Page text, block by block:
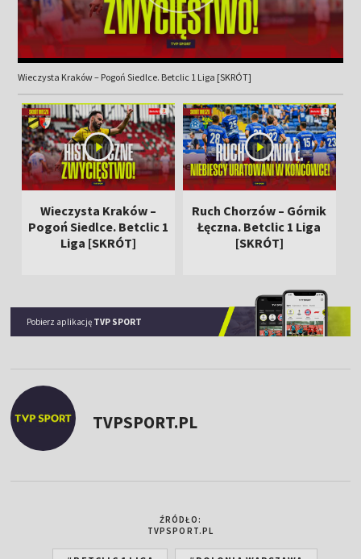
Wieczysta Kraków – Pogoń Siedlce. Betclic 1 Liga [SKRÓT]
Wieczysta Kraków –
Pogoń Siedlce. Betclic 1
Liga [SKRÓT]
Ruch Chorzów – Górnik
Łęczna. Betclic 1 Liga
[SKRÓT]
Pobierz aplikację TVP SPORT
TVPSPORT.PL
ŹRÓDŁO:
TVPSPORT.PL